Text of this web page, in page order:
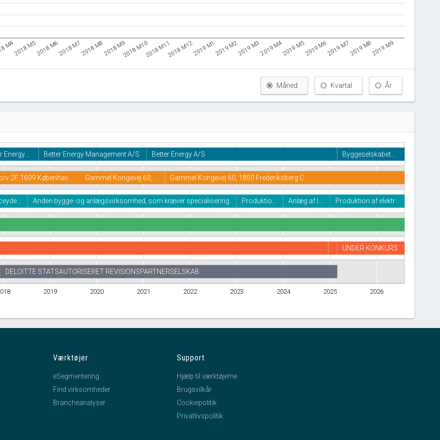
M42018 M52018 M62018 M72018 M82018 M92018 M102018 M112018 M122019 M12019 M22019 M32019 M42019 M52019 M62019 M72019 M82019 M9
Måned Kvartal År
2019 2020 2021 2022 2023 2024 2025 2026
Energy… Better Energy Management A/S Better Energy A/S Byggeselskabet…
2F, 1609 Københav… Gammel Kongevej 60,… Gammel Kongevej 60, 1850 Frederiksberg C
Anden bygge- og anlægsvirksomhed, som kræver specialisering Produktio… Anlæg af l… Produktion af elektr…
UNDER KONKURS
DELOITTE STATSAUTORISERET REVISIONSPARTNERSELSKAB
Værktøjer
eSegmentering
Find virksomheder
Brancheanalyser
Support
Hjælp til værktøjerne
Brugsvilkår
Cookiepolitik
Privatlivspolitik